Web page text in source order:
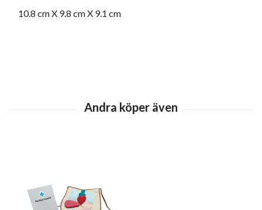
10.8 cmX 9.8 cmX 9.1 cm